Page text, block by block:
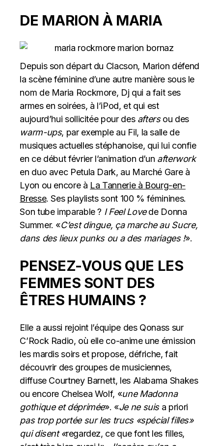
DE MARION À MARIA
Depuis son départ du Clacson, Marion défend
la scène féminine d’une autre manière sous le
nom de Maria Rockmore, Dj qui a fait ses
armes en soirées, à l’iPod, et qui est
aujourd’hui sollicitée pour des aftersou des
warm-ups, par exemple au Fil, la salle de
musiques actuelles stéphanoise, qui lui confie
en ce début février l’animation d’un afterwork
en duo avec Petula Dark, au Marché Gare à
Lyon ou encore à La Tannerie à Bourg-en-
Bresse. Ses playlists sont 100 % féminines.
Son tube imparable ? I Feel Lovede Donna
Summer. «C’est dingue, ça marche au Sucre,
dans des lieux punks ou a des mariages !».
PENSEZ-VOUS QUE LES
FEMMES SONT DES
ÊTRES HUMAINS ?
Elle a aussi rejoint l’équipe des Qonass sur
C’Rock Radio, où elle co-anime une émission
les mardis soirs et propose, défriche, fait
découvrir des groupes de musiciennes,
diffuse Courtney Barnett, les Alabama Shakes
ou encore Chelsea Wolf, «une Madonna
gothique et déprimée». «Je ne suis a priori
pas trop portée sur les trucs «spécial filles»
qui disent «regardez, ce que font les filles,